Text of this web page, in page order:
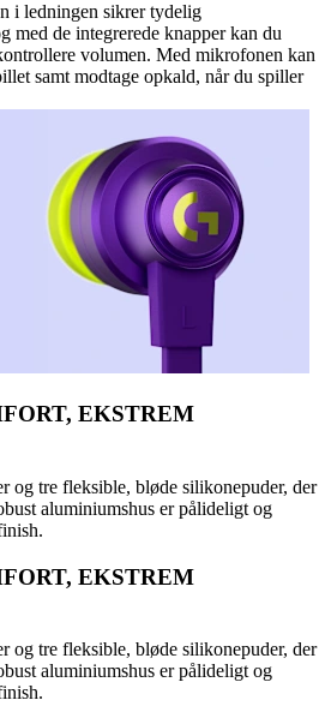
i ledningen sikrer tydelig
med de integrerede knapper kan du
volumen. Med mikrofonen kan
samt modtage opkald, når du spiller
EKSTREM
og tre fleksible, bløde silikonepuder, der
aluminiumshus er pålideligt og
EKSTREM
og tre fleksible, bløde silikonepuder, der
aluminiumshus er pålideligt og